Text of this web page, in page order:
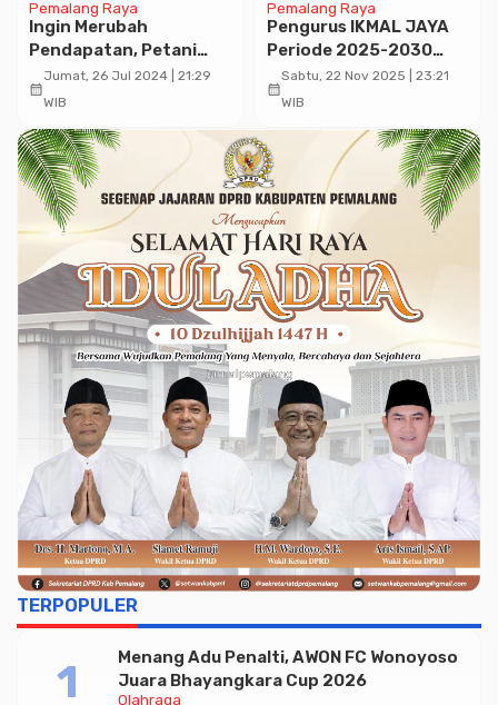
Pemalang Raya
Ingin Merubah
Pendapatan, Petani
Teh Beralih Menjadi
Peternak Sapi Pareh,
calendar_month
Jumat, 26 Jul 2024 | 21:29
WIB
Pemalang Raya
Pengurus IKMAL JAYA
Periode 2025-2030
Resmi Dikukuhkan
calendar_month
Sabtu, 22 Nov 2025 | 23:21
WIB
TERPOPULER
Olahraga
Menang Adu Penalti, AWON FC Wonoyoso
Juara Bhayangkara Cup 2026